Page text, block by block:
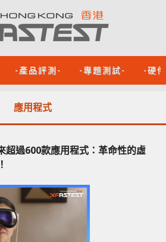
-產品評測- -專題測試- -硬
應用程式
過600款應用程式：革命性的虛